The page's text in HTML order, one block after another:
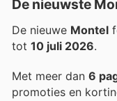
De nieuwste
De nieuwe Montel
tot 10 juli 2026.
Met meer dan 6
promoties en